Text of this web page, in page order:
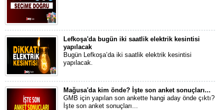
Lefkoşa'da bugün iki saatlik elektrik kesintisi
yapılacak
Bugün Lefkoşa’da iki saatlik elektrik kesintisi
yapılacak.
Mağusa'da kim önde? İşte son anket sonuçları...
GMB için yapılan son ankette hangi aday önde çıktı?
İşte son anket sonuçları...